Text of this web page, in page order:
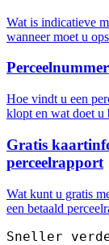
Wat is indicatieve
wanneer moet u
Hoe vindt u een
klopt en wat doet u
Gratis
perceelrapport
Wat kunt u gratis
een betaald
Sneller